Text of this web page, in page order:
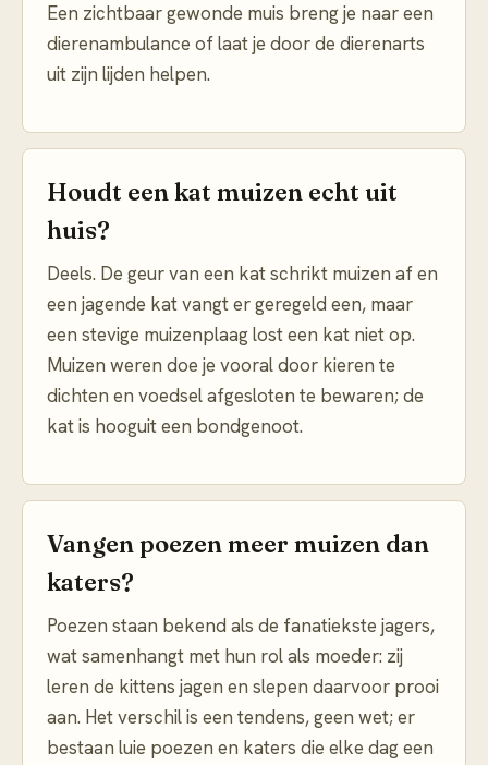
Een zichtbaar gewonde muis breng je naar een
dierenambulance of laat je door de dierenarts
uit zijn lijden helpen.
Houdt een kat muizen echt uit
huis?
Deels. De geur van een kat schrikt muizen af en
een jagende kat vangt er geregeld een, maar
een stevige muizenplaag lost een kat niet op.
Muizen weren doe je vooral door kieren te
dichten en voedsel afgesloten te bewaren; de
kat is hooguit een bondgenoot.
Vangen poezen meer muizen dan
katers?
Poezen staan bekend als de fanatiekste jagers,
wat samenhangt met hun rol als moeder: zij
leren de kittens jagen en slepen daarvoor prooi
aan. Het verschil is een tendens, geen wet; er
bestaan luie poezen en katers die elke dag een